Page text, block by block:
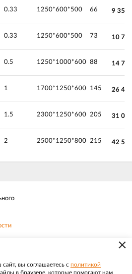
0.33 1250*600*500 66 9
0.33 1250*600*500 73 10
0.5 1250*1000*600 88 14
1 1700*1250*600 145 26
1.5 2300*1250*600 205 31
2 2500*1250*800 215 42
×
вы соглашаетесь с политикой
в браузере, которые помогают нам